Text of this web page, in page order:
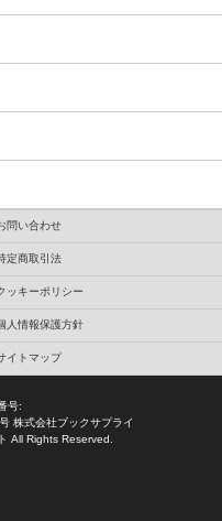
問い合わせ
定商取引法
ッキーポリシー
人情報保護方針
イトマップ
号:
株式会社ブックサプライ
All Rights Reserved.